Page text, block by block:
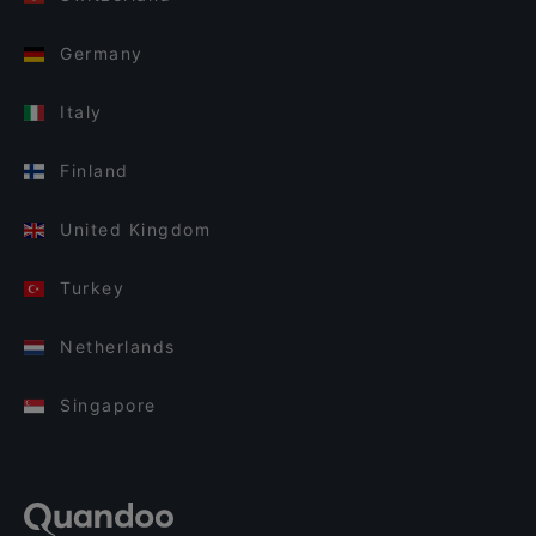
Germany
Italy
Finland
United Kingdom
Turkey
Netherlands
Singapore